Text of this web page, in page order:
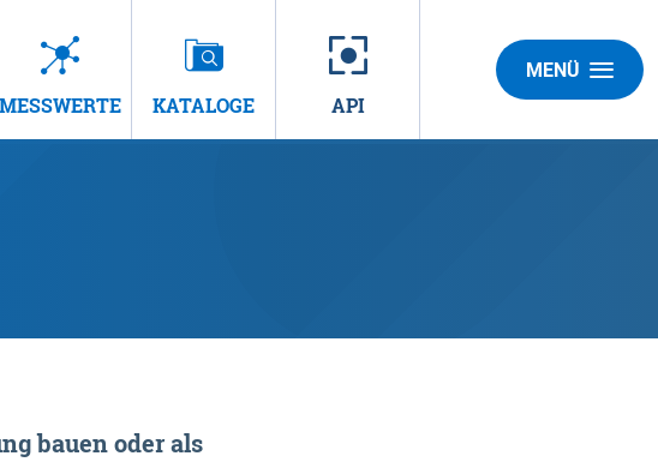
MESSWERTE KATALOGE API
MENÜ
bauen oder als